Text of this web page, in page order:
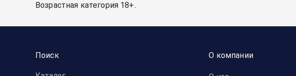
Возрастная категория 18+.
Поиск О компании